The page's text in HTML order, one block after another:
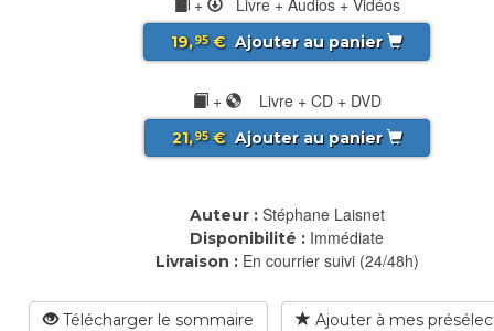
19,95€ Ajouter au panier
+ Livre + CD + DVD
21,95€ Ajouter au panier
Auteur : Stéphane Laisnet
Disponibilité : Immédiate
Livraison : En courrier suivi (24/48h)
Télécharger le sommaire Ajouter à mes